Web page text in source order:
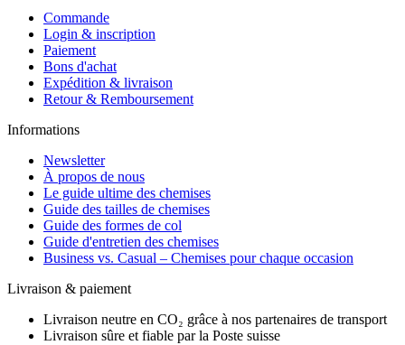
Commande
Login & inscription
Paiement
Bons d'achat
Expédition & livraison
Retour & Remboursement
Informations
Newsletter
À propos de nous
Le guide ultime des chemises
Guide des tailles de chemises
Guide des formes de col
Guide d'entretien des chemises
Business vs. Casual – Chemises pour chaque occasion
Livraison & paiement
Livraison neutre en CO₂ grâce à nos partenaires de transport
Livraison sûre et fiable par la Poste suisse